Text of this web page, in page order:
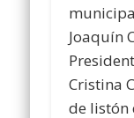
Joaquín
Cristina
de listón